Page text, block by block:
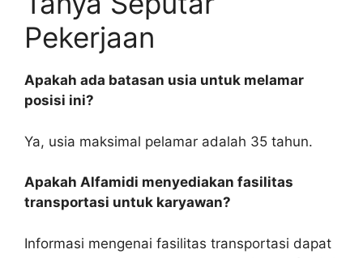
Pekerjaan
Apakah ada batasan usia untuk melamar
posisi ini?
Ya, usia maksimal pelamar adalah 35 tahun.
Apakah Alfamidi menyediakan fasilitas
transportasi untuk karyawan?
Informasi mengenai fasilitas transportasi dapat